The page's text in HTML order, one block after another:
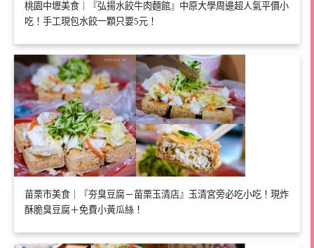
桃園中壢美食｜『弘揚水餃牛肉麵館』中原大學周邊超人氣平價小
吃！手工現包水餃一顆只要5元！
苗栗市美食｜『夯臭豆腐－苗栗玉清店』玉清宮旁必吃小吃！現炸
酥脆臭豆腐＋免費小黃瓜絲！